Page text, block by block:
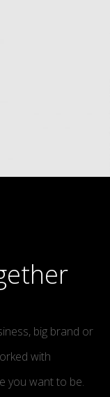
big brand or
with
you want to be.